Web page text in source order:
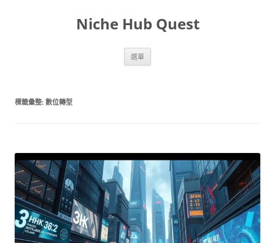
Niche Hub Quest
選單
標籤彙整: 數位轉型